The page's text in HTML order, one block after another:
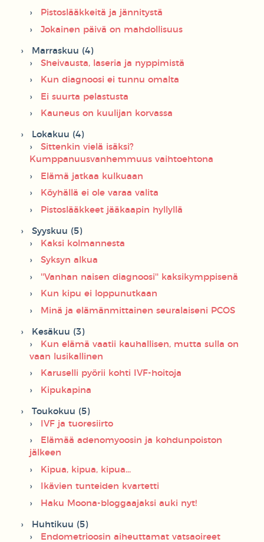
Pistoslääkkeitä ja jännitystä
Jokainen päivä on mahdollisuus
Marraskuu (4)
Sheivausta, laseria ja nyppimistä
Kun diagnoosi ei tunnu omalta
Ei suurta pelastusta
Kauneus on kuulijan korvassa
Lokakuu (4)
Sittenkin vielä isäksi?
Kumppanuusvanhemmuus vaihtoehtona
Elämä jatkaa kulkuaan
Köyhällä ei ole varaa valita
Pistoslääkkeet jääkaapin hyllyllä
Syyskuu (5)
Kaksi kolmannesta
Syksyn alkua
''Vanhan naisen diagnoosi'' kaksikymppisenä
Kun kipu ei loppunutkaan
Minä ja elämänmittainen seuralaiseni PCOS
Kesäkuu (3)
Kun elämä vaatii kauhallisen, mutta sulla on
vaan lusikallinen
Karuselli pyörii kohti IVF-hoitoja
Kipukapina
Toukokuu (5)
IVF ja tuoresiirto
Elämää adenomyoosin ja kohdunpoiston
jälkeen
Kipua, kipua, kipua...
Ikävien tunteiden kvartetti
Haku Moona-bloggaajaksi auki nyt!
Huhtikuu (5)
Endometrioosin aiheuttamat vatsaoireet